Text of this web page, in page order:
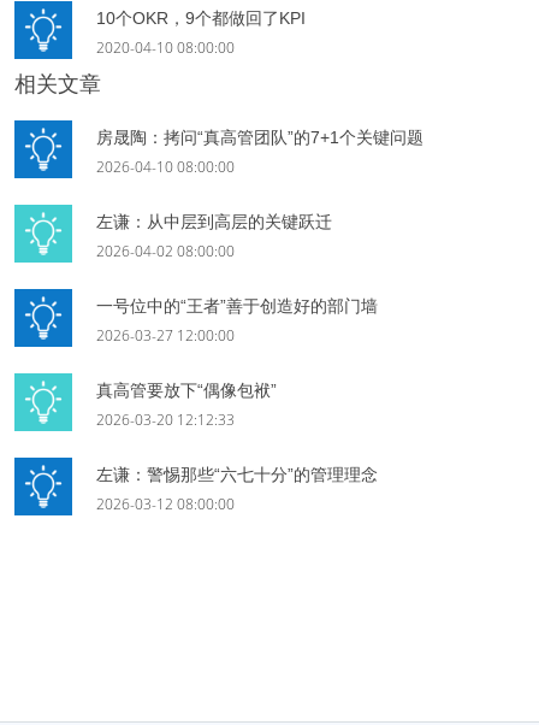
10个OKR，9个都做回了KPI
2020-04-10 08:00:00
相关文章
房晟陶：拷问“真高管团队”的7+1个关键问题
2026-04-10 08:00:00
左谦：从中层到高层的关键跃迁
2026-04-02 08:00:00
一号位中的“王者”善于创造好的部门墙
2026-03-27 12:00:00
真高管要放下“偶像包袱”
2026-03-20 12:12:33
左谦：警惕那些“六七十分”的管理理念
2026-03-12 08:00:00